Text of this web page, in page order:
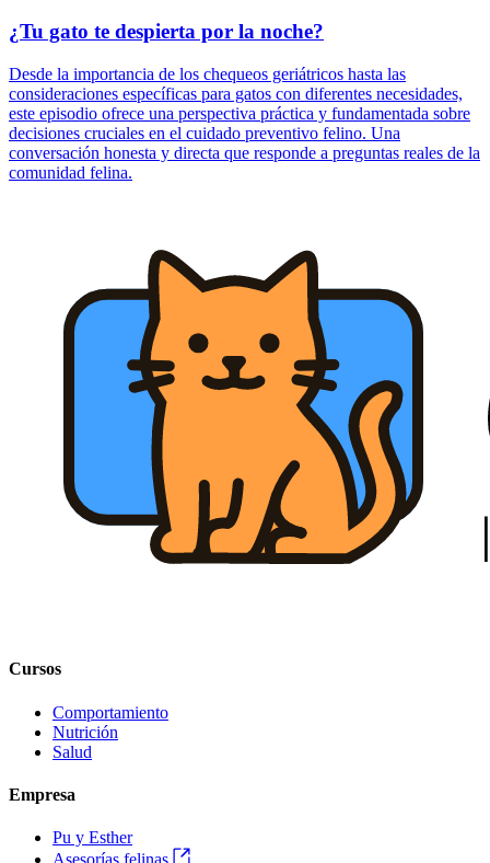
¿Tu gato te despierta por la noche?
Desde la importancia de los chequeos geriátricos hasta las
consideraciones específicas para gatos con diferentes necesidades,
este episodio ofrece una perspectiva práctica y fundamentada sobre
decisiones cruciales en el cuidado preventivo felino. Una
conversación honesta y directa que responde a preguntas reales de la
comunidad felina.
Cursos
Comportamiento
Nutrición
Salud
Empresa
Pu y Esther